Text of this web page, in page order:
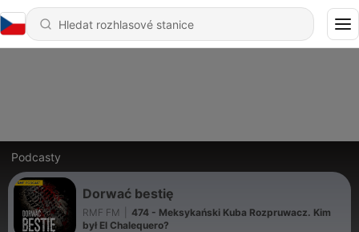
Podcasty
Dorwać bestię
RMF FM
474 - Meksykański Kuba Rozpruwacz. Kim
był El Chalequero?